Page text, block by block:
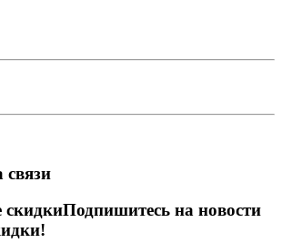
связи
Подпишитесь на новости